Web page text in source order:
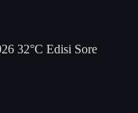
32°C Edisi Sore